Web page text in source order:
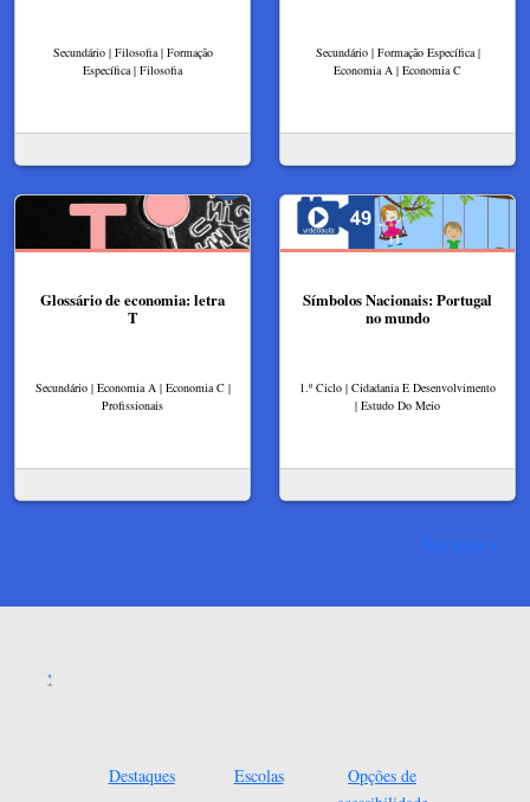
Secundário | Filosofia | Formação
Específica | Filosofia
Secundário | Formação Específica |
Economia A | Economia C
Glossário de economia: letra
T
Secundário | Economia A | Economia C |
Profissionais
Símbolos Nacionais: Portugal
no mundo
1.º Ciclo | Cidadania E Desenvolvimento
| Estudo Do Meio
Ver mais
Destaques Escolas
Opções de